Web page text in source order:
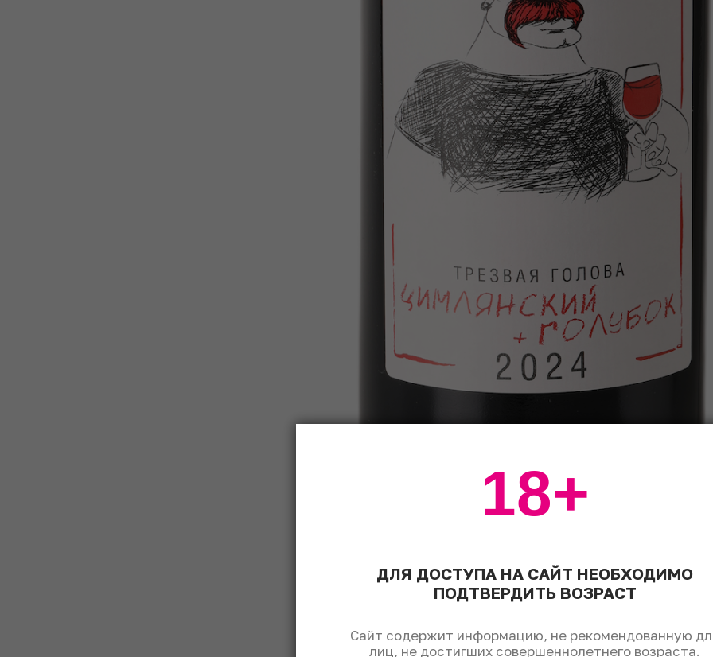
ДЛЯ ДОСТУПА НА САЙТ НЕОБХОДИМО
ПОДТВЕРДИТЬ ВОЗРАСТ
Сайт содержит информацию, не рекомендованную
лиц, не достигших совершеннолетнего возраста.
18+